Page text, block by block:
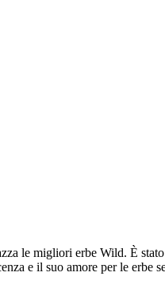
le migliori erbe Wild. È
e il suo amore per le erbe